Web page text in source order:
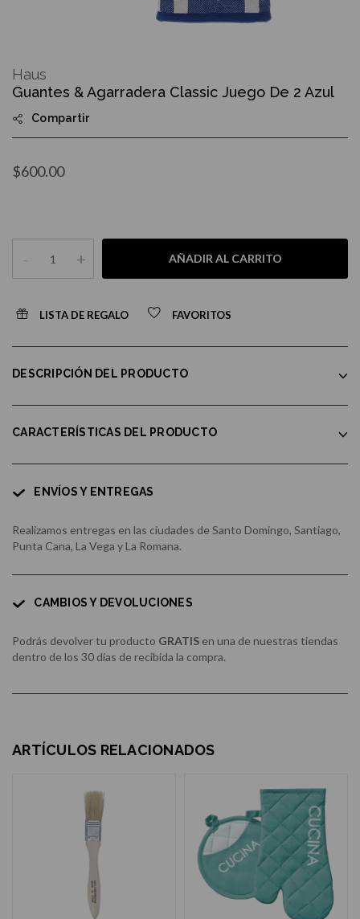
the
beginning
the
images
Guantes & Agarradera Classic Juego De 2 Azul
Compartir
$600.00
- + AÑADIR AL CARRITO
LISTA DE REGALO FAVORITOS
Haus
DESCRIPCIÓN DEL PRODUCTO
CARACTERÍSTICAS DEL PRODUCTO
ENVÍOS Y ENTREGAS
Realizamos entregas en las ciudades de Santo Domingo, Santiago,
Punta Cana, La Vega y La Romana.
CAMBIOS Y DEVOLUCIONES
Podrás devolver tu producto GRATIS en una de nuestras tiendas
dentro de los 30 días de recibida la compra.
ARTÍCULOS RELACIONADOS